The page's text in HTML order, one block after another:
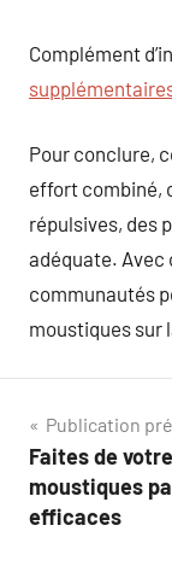
Complément
Pour conclure,
effort combiné,
répulsives, des
adéquate. Avec
communautés
moustiques sur
de
l’article
Publication
Faites de
moustiques
efficaces